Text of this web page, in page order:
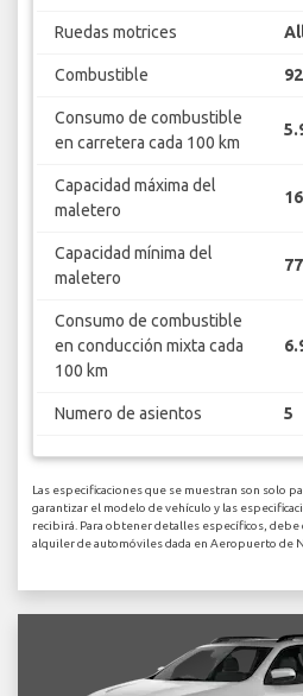
Ruedas motrices
Combustible 92
Consumo de combustible
en carretera cada 100 km
Capacidad máxima del
maletero
Capacidad mínima del
maletero
Consumo de combustible
en conducción mixta cada
100 km
Numero de asientos 5
Las especificaciones que se muestran son solo
garantizar el modelo de vehículo y las
recibirá. Para obtener detalles específicos, debe
alquiler de automóviles dada en Aeropuerto de